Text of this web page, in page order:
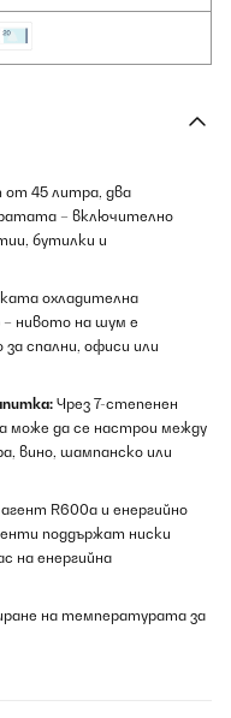
45 литра, два
– включително
бутилки и
охладителна
нивото на шум е
спални, офиси или
Чрез 7-степенен
да се настрои между
вино, шампанско или
R600a и енергийно
поддържат ниски
на енергийна
на температурата за